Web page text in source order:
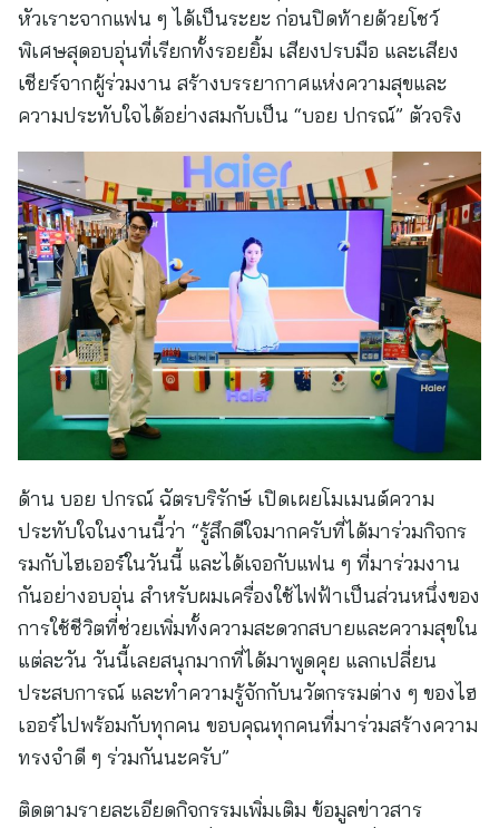
หัวเราะจากแฟน ๆ ได้เป็นระยะ ก่อนปิดท้ายด้วยโชว์
พิเศษสุดอบอุ่นที่เรียกทั้งรอยยิ้ม เสียงปรบมือ และเสียง
เชียร์จากผู้ร่วมงาน สร้างบรรยากาศแห่งความสุขและ
ความประทับใจได้อย่างสมกับเป็น “บอย ปกรณ์” ตัวจริง
ด้าน บอย ปกรณ์ ฉัตรบริรักษ์ เปิดเผยโมเมนต์ความ
ประทับใจในงานนี้ว่า “รู้สึกดีใจมากครับที่ได้มาร่วมกิจกร
รมกับไฮเออร์ในวันนี้ และได้เจอกับแฟน ๆ ที่มาร่วมงาน
กันอย่างอบอุ่น สำหรับผมเครื่องใช้ไฟฟ้าเป็นส่วนหนึ่งของ
การใช้ชีวิตที่ช่วยเพิ่มทั้งความสะดวกสบายและความสุขใน
แต่ละวัน วันนี้เลยสนุกมากที่ได้มาพูดคุย แลกเปลี่ยน
ประสบการณ์ และทำความรู้จักกับนวัตกรรมต่าง ๆ ของไฮ
เออร์ไปพร้อมกับทุกคน ขอบคุณทุกคนที่มาร่วมสร้างความ
ทรงจำดี ๆ ร่วมกันนะครับ”
ติดตามรายละเอียดกิจกรรมเพิ่มเติม ข้อมูลข่าวสาร